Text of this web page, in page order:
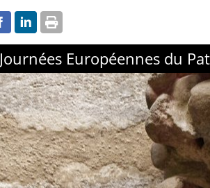
Journées Européennes du